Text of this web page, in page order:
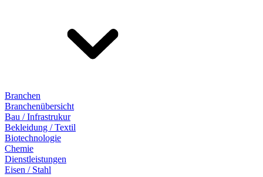
Branchen
Branchenübersicht
Bau / Infrastrukur
Bekleidung / Textil
Biotechnologie
Chemie
Dienstleistungen
Eisen / Stahl